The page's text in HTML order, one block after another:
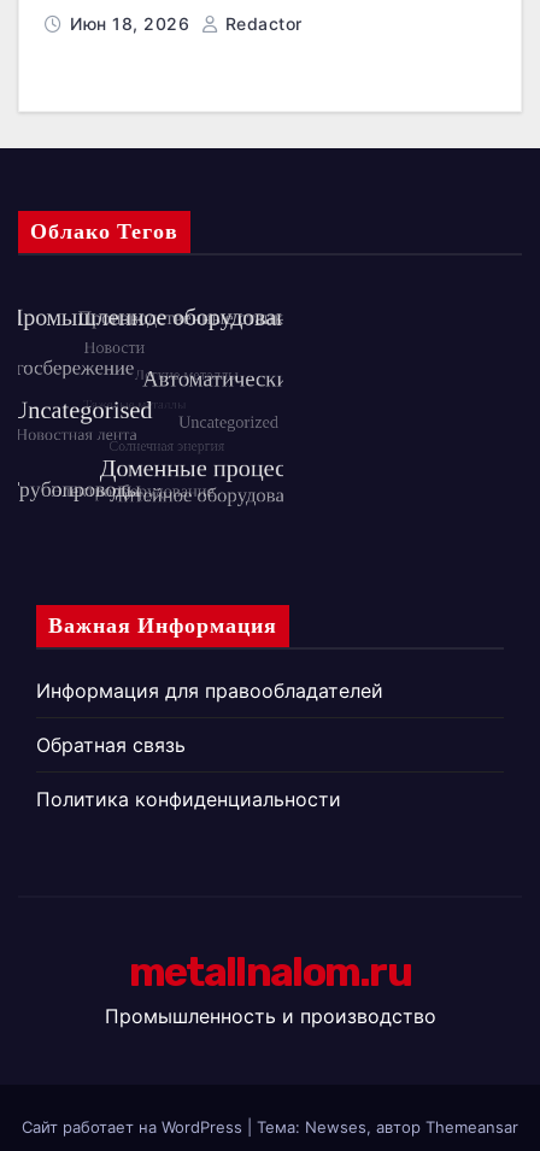
Июн 18, 2026 Redactor
Облако Тегов
Важная Информация
Информация для правообладателей
Обратная связь
Политика конфиденциальности
metallnalom.ru
Промышленность и производство
Сайт работает на WordPress Тема: Newses, автор Themeansar